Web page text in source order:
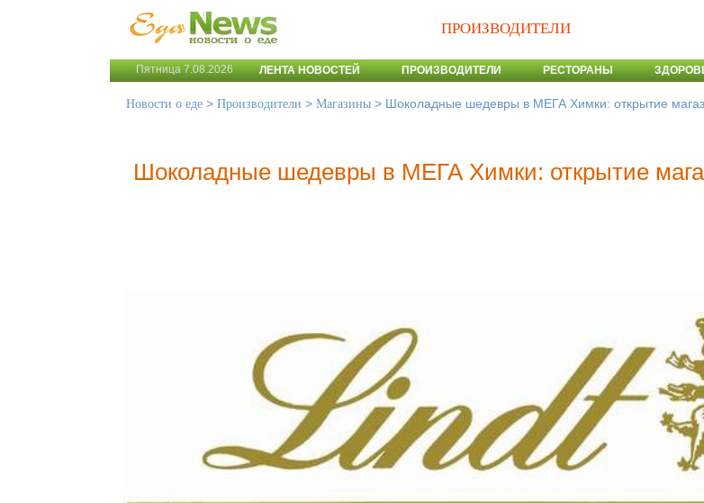
ПРОИЗВОДИТЕЛИ
Пятница 7.08.2026 ЛЕНТА НОВОСТЕЙ ПРОИЗВОДИТЕЛИ РЕСТОРАНЫ
Новости о еде > Производители > Магазины > Шоколадные шедевры в МЕГА Химки: открытие
Шоколадные шедевры в МЕГА Химки: открытие